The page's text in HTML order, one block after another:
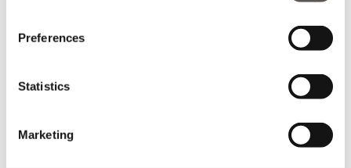
Preferences
Statistics
Marketing
samom centru Palerma. Kolekcije Elena Mirò nude spoj
talijanskog stila, kvalitete i udobnosti, s velikim izborom
profesionalno i spremno pomoći pri odabiru modela koji
uređen i moderan interijer te pažnja posvećena detaljima.